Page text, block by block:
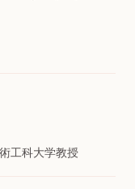
工科大学教授